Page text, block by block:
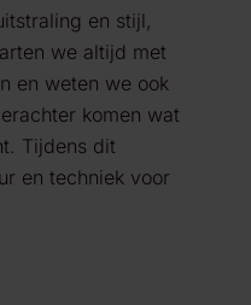
en stijl,
we altijd met
en weten we ook
erachter komen wat
Tijdens dit
en techniek voor